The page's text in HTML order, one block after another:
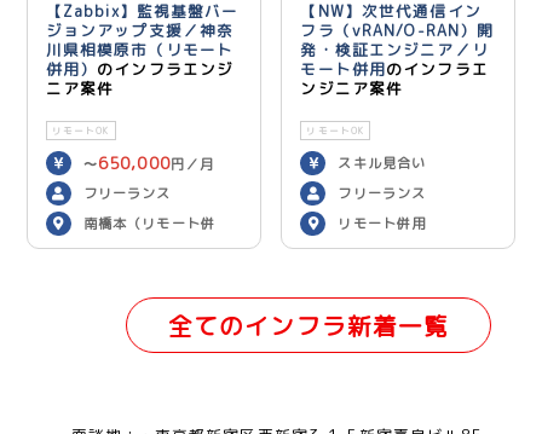
【Zabbix】監視基盤バー
ジョンアップ支援／神奈
川県相模原市（リモート
併用） のインフラエンジ
ニア案件
リモートOK
〜650,000円／月
フリーランス
南橋本（リモート併
用）
【NW】次世代通信イン
フラ（vRAN/O-RAN）開
発・検証エンジニア／リ
モート併用のインフラエ
ンジニア案件
リモートOK
スキル見合い
フリーランス
リモート併用
全てのインフラ新着一覧